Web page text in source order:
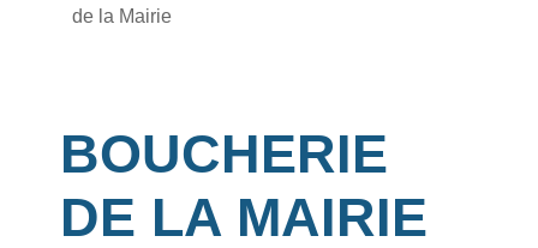
de la Mairie
BOUCHERIE
DE LA MAIRIE